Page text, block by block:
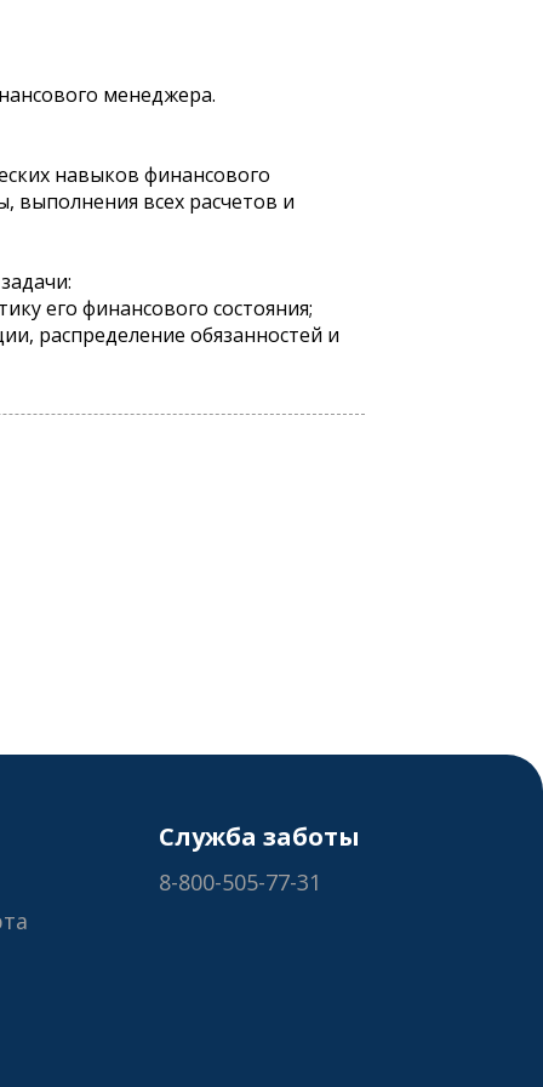
менеджера.
навыков финансового
выполнения всех расчетов и
его финансового состояния;
распределение обязанностей и
Служба заботы
8-800-505-77-31